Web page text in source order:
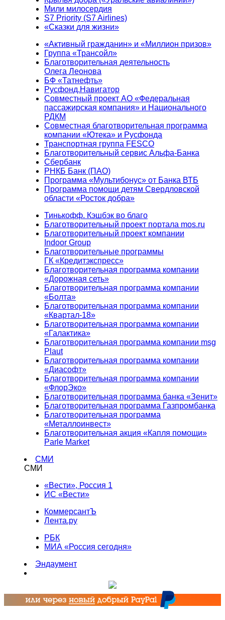
Мили милосердия
S7 Priority (S7 Airlines)
«Сказки для жизни»
«Активный гражданин» и «Миллион призов»
Группа «Трансойл»
Благотворительная деятельность
Олега Леонова
БФ «Татнефть»
Русфонд.Навигатор
Совместный проект АО «Федеральная
пассажирская компания» и Национального
РДКМ
Совместная благотворительная программа
компании «Ютека» и Русфонда
Транспортная группа FESCO
Благотворительный сервис Альфа-Банка
Сбербанк
РНКБ Банк (ПАО)
Программа «Мультибонус» от Банка ВТБ
Программа помощи детям Свердловской
области «Росток добра»
Тинькофф. Кэшбэк во благо
Благотворительный проект портала mos.ru
Благотворительный проект компании
Indoor Group
Благотворительные программы
ГК «Кредитэкспресс»
Благотворительная программа компании
«Дорожная сеть»
Благотворительная программа компании
«Болта»
Благотворительная программа компании
«Квартал-18»
Благотворительная программа компании
«Галактика»
Благотворительная программа компании msg
Plaut
Благотворительная программа компании
«Диасофт»
Благотворительная программа компании
«ФлорЭко»
Благотворительная программа банка «Зенит»
Благотворительная программа Газпромбанка
Благотворительная программа
«Металлоинвест»
Благотворительная акция «Капля помощи»
Parle Market
СМИ
СМИ
«Вести», Россия 1
ИС «Вести»
КоммерсантЪ
Лента.ру
РБК
МИА «Россия сегодня»
Эндаумент